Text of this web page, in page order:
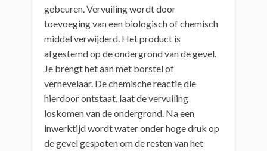
gebeuren. Vervuiling wordt door
toevoeging van een biologisch of chemisch
middel verwijderd. Het product is
afgestemd op de ondergrond van de gevel.
Je brengt het aan met borstel of
vernevelaar. De chemische reactie die
hierdoor ontstaat, laat de vervuiling
loskomen van de ondergrond. Na een
inwerktijd wordt water onder hoge druk op
de gevel gespoten om de resten van het